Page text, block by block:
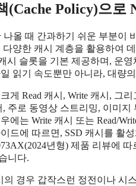
(Cache Policy)으로
나올 때 간과하기 쉬운 부분이
다양한 캐시 계층을 활용하여
시 슬롯을 기본 제공하며, 운
읽기 속도뿐만 아니라, 대량
게 Read 캐시, Write 캐시, 그
, 주로 동영상 스트리밍, 이미
에는 Write 캐시 또는 Read/
드에 따르면, SSD 캐시를 활
년형) 제품 리뷰에
니다.
의 경우 갑작스런 정전이나 시